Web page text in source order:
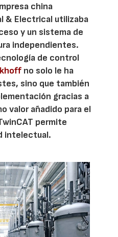
china
& Electrical utilizaba
y un sistema de
independientes.
de control
no solo le ha
sino que también
gracias a
valor añadido para el
permite
intelectual.